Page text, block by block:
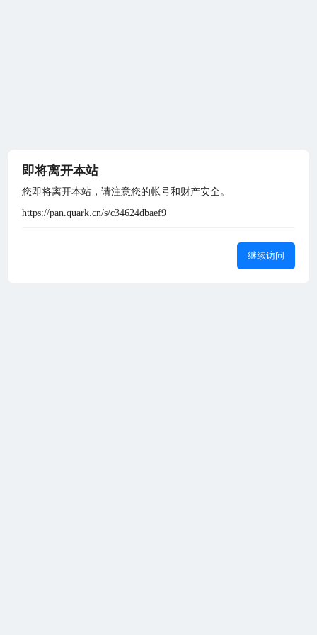
即将离开本站
您即将离开本站，请注意您的帐号和财产安全。
https://pan.quark.cn/s/c34624dbaef9
继续访问